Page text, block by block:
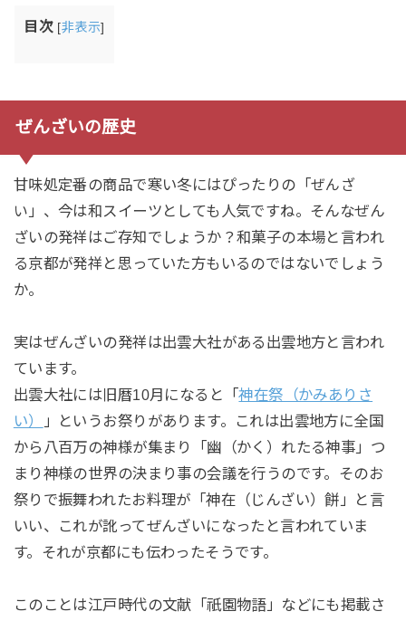
目次 [非表示]
ぜんざいの歴史
甘味処定番の商品で寒い冬にはぴったりの「ぜんざ
い 」、今は和スイーツとしても人気ですね。そんなぜん
ざいの発祥はご存知でしょうか？和菓子の本場と言われ
る京都が発祥と思っていた方もいるのではないでしょう
か。
実はぜんざいの発祥は出雲大社がある出雲地方と言われ
ています。
出雲大社には旧暦10月になると「神在祭（かみありさ
い）
」というお祭りがあります。これは出雲地方に全国
から八百万の神様が集まり「幽（かく）れたる神事」つ
まり神様の世界の決まり事の会議を行うのです。そのお
祭りで振舞われたお料理が「神在（じんざい）餅 」と言
いい、これが訛ってぜんざいになったと言われていま
す。それが京都にも伝わったそうです。
このことは江戸時代の文献「祇園物語」などにも掲載さ